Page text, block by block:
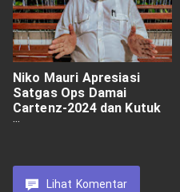
Niko Mauri Apresiasi
Satgas Ops Damai
Cartenz-2024 dan Kutuk
KKB atas Kekerasan di
Lihat Komentar